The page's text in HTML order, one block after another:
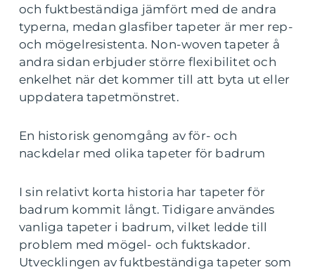
och fuktbeständiga jämfört med de andra
typerna, medan glasfiber tapeter är mer rep-
och mögelresistenta. Non-woven tapeter å
andra sidan erbjuder större flexibilitet och
enkelhet när det kommer till att byta ut eller
uppdatera tapetmönstret.
En historisk genomgång av för- och
nackdelar med olika tapeter för badrum
I sin relativt korta historia har tapeter för
badrum kommit långt. Tidigare användes
vanliga tapeter i badrum, vilket ledde till
problem med mögel- och fuktskador.
Utvecklingen av fuktbeständiga tapeter som